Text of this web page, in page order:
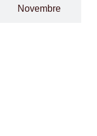
Novembre